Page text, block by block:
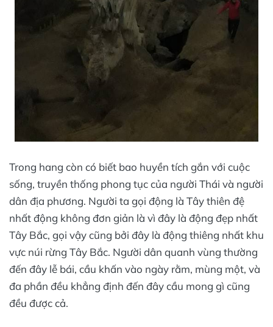
Trong hang còn có biết bao huyền tích gắn với cuộc
sống, truyền thống phong tục của người Thái và người
dân địa phương. Người ta gọi động là Tây thiên đệ
nhất động không đơn giản là vì đây là động đẹp nhất
Tây Bắc, gọi vậy cũng bởi đây là động thiêng nhất khu
vực núi rừng Tây Bắc. Người dân quanh vùng thường
đến đây lễ bái, cầu khấn vào ngày rằm, mùng một, và
đa phần đều khẳng định đến đây cầu mong gì cũng
đều được cả.